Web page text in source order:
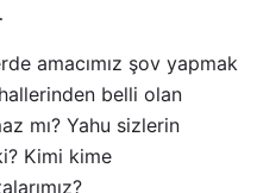
amacımız şov yapmak
belli olan
mı? Yahu sizlerin
Kimi kime